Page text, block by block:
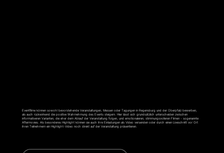
Eventfilme können sowohl bevorstehende Veranstaltungen, Messen oder Tagungen in Regensburg und der Oberpfalz bewerben,
als auch rückwirkend die positive Wahrnehmung des Events steigern. Hier lässt sich grundsätzlich unterscheiden zwischen
informativeren Varianten, die eher dem Ablauf der Veranstaltung folgen, und emotionaleren, stimmungsvolleren Filmen - sogenannte
Aftermovies. Als besonderes Highlight können sie auch ihre Einladungen als Video versenden oder durch einen Liveschnitt vor Ort
ihren Teilnehmern ein Highlight-Video noch direkt auf der Veranstaltung präsentieren.